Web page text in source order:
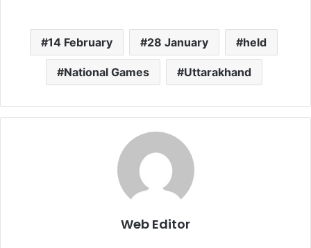
14 February 28 January held
National Games Uttarakhand
Web Editor